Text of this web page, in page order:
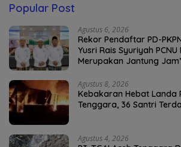
Popular Post
Agustus 6, 2026
Rekor Pendaftar PD-
Yusri Rais Syuriyah
Merupakan Jantung
Agustus 8, 2026
Kebakaran Hebat Landa
Tenggara, 36 Santri
Agustus 4, 2026